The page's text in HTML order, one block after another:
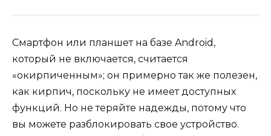
Смартфон или планшет на базе Android,
который не включается, считается
«окирпиченным»; он примерно так же полезен,
как кирпич, поскольку не имеет доступных
функций. Но не теряйте надежды, потому что
вы можете разблокировать свое устройство.